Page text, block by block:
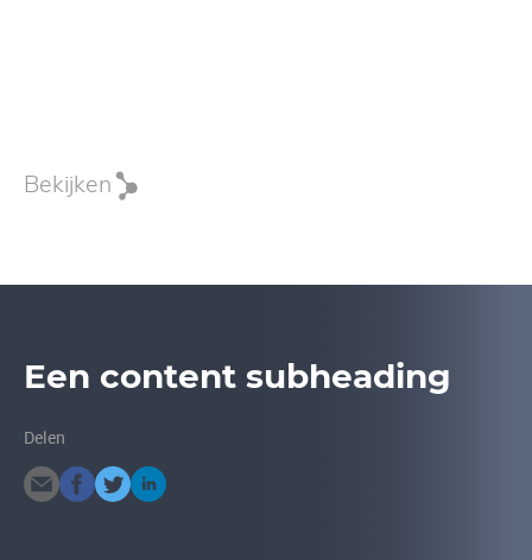
Bekijken
Een content subheading
Delen